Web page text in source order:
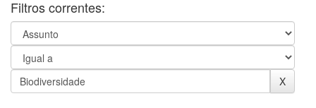
Filtros correntes: